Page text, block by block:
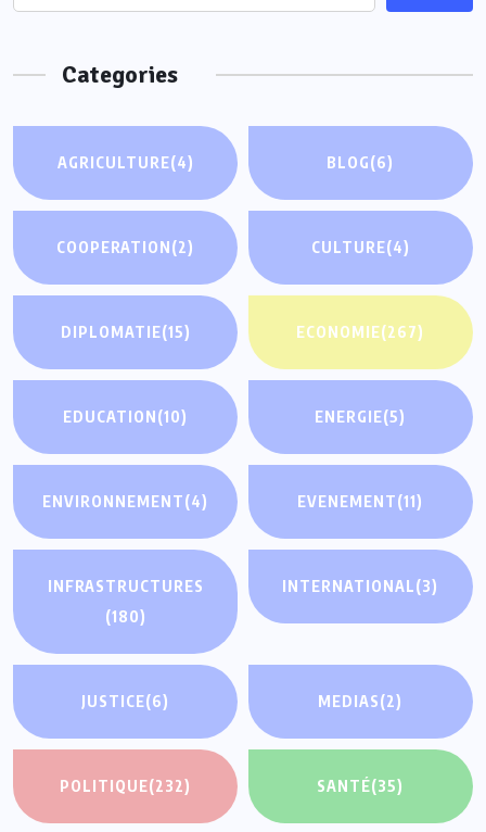
Categories
AGRICULTURE(4) BLOG(6)
COOPERATION(2) CULTURE(4)
DIPLOMATIE(15) ECONOMIE(267)
EDUCATION(10) ENERGIE(5)
ENVIRONNEMENT(4) EVENEMENT(11)
INFRASTRUCTURES
(180)
INTERNATIONAL(3)
JUSTICE(6) MEDIAS(2)
POLITIQUE(232) SANTÉ(35)